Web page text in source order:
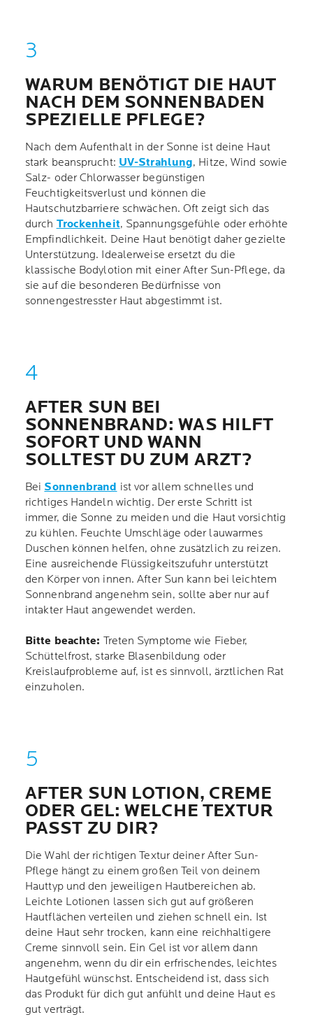
WARUM BENÖTIGT DIE HAUT
NACH DEM SONNENBADEN
SPEZIELLE PFLEGE?
Nach dem Aufenthalt in der Sonne ist deine Haut
stark beansprucht: UV-Strahlung, Hitze, Wind sowie
Salz- oder Chlorwasser begünstigen
Feuchtigkeitsverlust und können die
Hautschutzbarriere schwächen. Oft zeigt sich das
durch Trockenheit, Spannungsgefühle oder erhöhte
Empfindlichkeit. Deine Haut benötigt daher gezielte
Unterstützung. Idealerweise ersetzt du die
klassische Bodylotion mit einer After Sun-Pflege, da
sie auf die besonderen Bedürfnisse von
sonnengestresster Haut abgestimmt ist.
AFTER SUN BEI
SONNENBRAND: WAS HILFT
SOFORT UND WANN
SOLLTEST DU ZUM ARZT?
Bei Sonnenbrand ist vor allem schnelles und
richtiges Handeln wichtig. Der erste Schritt ist
immer, die Sonne zu meiden und die Haut vorsichtig
zu kühlen. Feuchte Umschläge oder lauwarmes
Duschen können helfen, ohne zusätzlich zu reizen.
Eine ausreichende Flüssigkeitszufuhr unterstützt
den Körper von innen. After Sun kann bei leichtem
Sonnenbrand angenehm sein, sollte aber nur auf
intakter Haut angewendet werden.
Bitte beachte: Treten Symptome wie Fieber,
Schüttelfrost, starke Blasenbildung oder
Kreislaufprobleme auf, ist es sinnvoll, ärztlichen Rat
einzuholen.
AFTER SUN LOTION, CREME
ODER GEL: WELCHE TEXTUR
PASST ZU DIR?
Die Wahl der richtigen Textur deiner After Sun-
Pflege hängt zu einem großen Teil von deinem
Hauttyp und den jeweiligen Hautbereichen ab.
Leichte Lotionen lassen sich gut auf größeren
Hautflächen verteilen und ziehen schnell ein. Ist
deine Haut sehr trocken, kann eine reichhaltigere
Creme sinnvoll sein. Ein Gel ist vor allem dann
angenehm, wenn du dir ein erfrischendes, leichtes
Hautgefühl wünschst. Entscheidend ist, dass sich
das Produkt für dich gut anfühlt und deine Haut es
gut verträgt.